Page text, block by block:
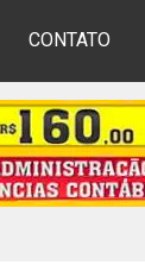
CONTATO